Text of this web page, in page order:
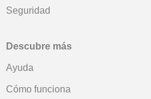
Seguridad
Descubre más
Ayuda
Cómo funciona